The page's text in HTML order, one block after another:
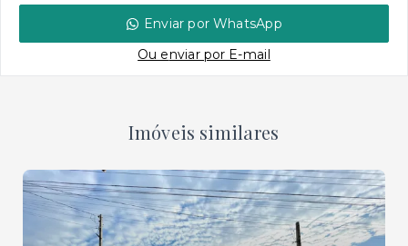
Enviar por WhatsApp
Ou enviar por E-mail
Imóveis similares